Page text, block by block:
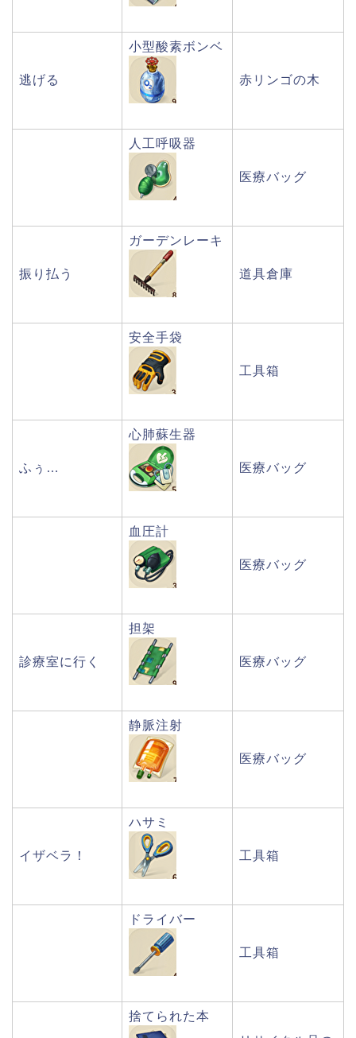
逃げる
小型酸素ボンベ
赤リンゴの木
人工呼吸器
医療バッグ
振り払う
ガーデンレーキ
道具倉庫
安全手袋
工具箱
ふぅ…
心肺蘇生器
医療バッグ
血圧計
医療バッグ
診療室に行く
担架
医療バッグ
静脈注射
医療バッグ
イザベラ！
ハサミ
工具箱
ドライバー
工具箱
捨てられた本